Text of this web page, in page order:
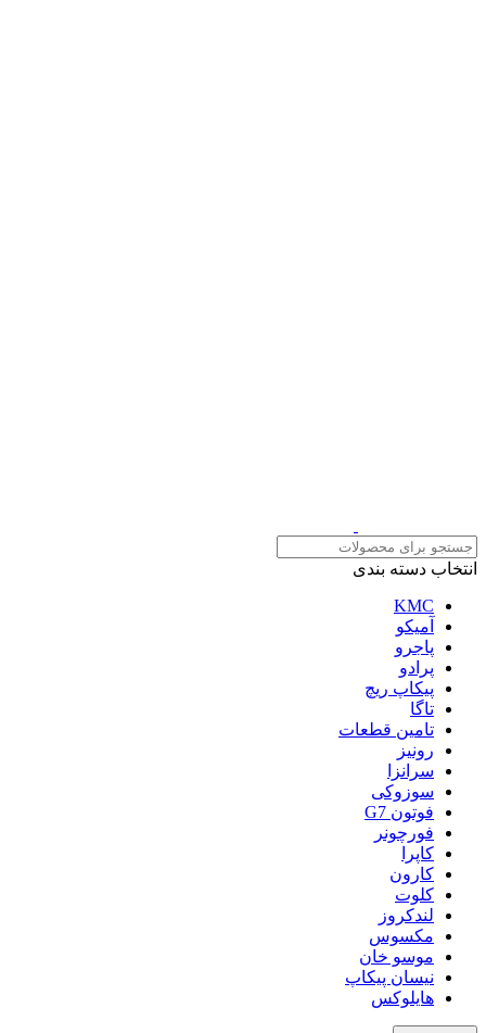
انتخاب دسته بندی
KMC
آمیکو
پاجرو
پرادو
پیکاپ ریچ
تاگا
تامین قطعات
رونیز
سرانزا
سوزوکی
فوتون G7
فورچونر
کاپرا
کارون
کلوت
لندکروز
مکسوس
موسو خان
نیسان پیکاپ
هایلوکس